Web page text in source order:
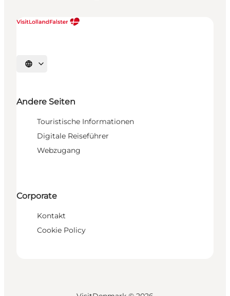
Sprache auswählen
Andere Seiten
Touristische Informationen
Digitale Reiseführer
Webzugang
Corporate
Kontakt
Cookie Policy